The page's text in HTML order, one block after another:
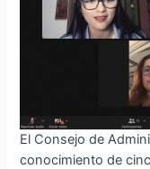
El Consejo de
conocimiento de